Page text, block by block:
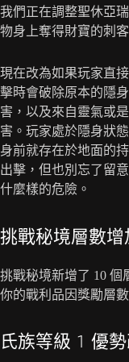
我們正在調整聖休亞
物身上奪得財寶的刺客
現在改為如果玩家直
擊時會破除原本的隱
害，以及來自靈氣或
害。玩家處於隱身狀
身前就存在於地面的
出擊，但也別忘了留
什麼樣的危險。
挑戰秘境層數增
挑戰秘境新增了 10 個
你的戰利品因獎勵層
氏族等級 1 優